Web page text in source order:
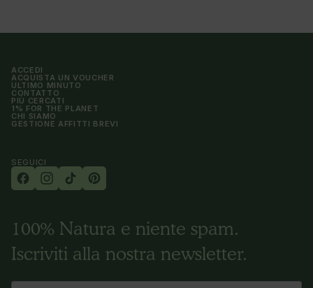
ACCEDI
ACQUISTA UN VOUCHER
ULTIMO MINUTO
CONTATTO
PIÙ CERCATI
1% FOR THE PLANET
CHI SIAMO
GESTIONE AFFITTI BREVI
SEGUICI
100% Natura e niente spam.
Iscriviti alla nostra newsletter.